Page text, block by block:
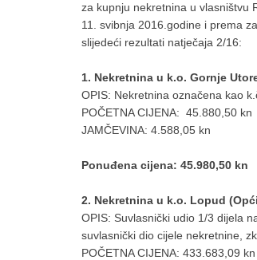
za kupnju nekretnina u vlasništvu
11. svibnja 2016.godine i prema
slijedeći rezultati natječaja 2/16:
1. Nekretnina u k.o. Gornje
OPIS: Nekretnina označena kao
POČETNA CIJENA: 45.880,50 kn
JAMČEVINA: 4.588,05 kn
Ponuđena cijena: 45.980,50 kn
2. Nekretnina u k.o. Lopud
OPIS: Suvlasnički udio 1/3 dijela
suvlasnički dio cijele nekretnine,
POČETNA CIJENA: 433.683,09 kn